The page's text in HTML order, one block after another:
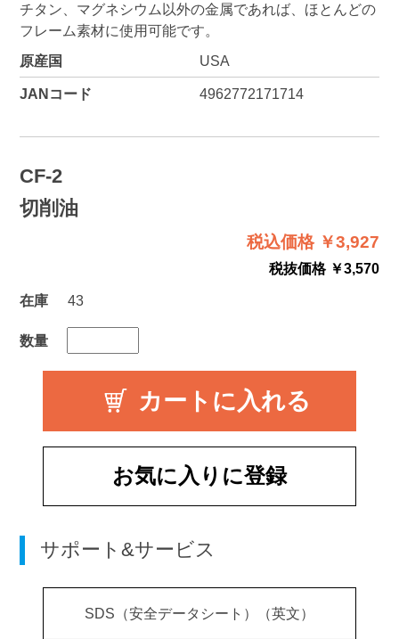
チタン、マグネシウム以外の金属であれば、ほとんどの
フレーム素材に使用可能です。
原産国
USA
JANコード 4962772171714
CF-2
切削油
税込価格 ￥3,927
税抜価格 ￥3,570
在庫
43
数量
お気に入りに登録
サポート&サービス
SDS（安全データシート）（英文）